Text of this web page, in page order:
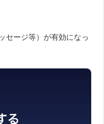
セージ等）が有効になっ